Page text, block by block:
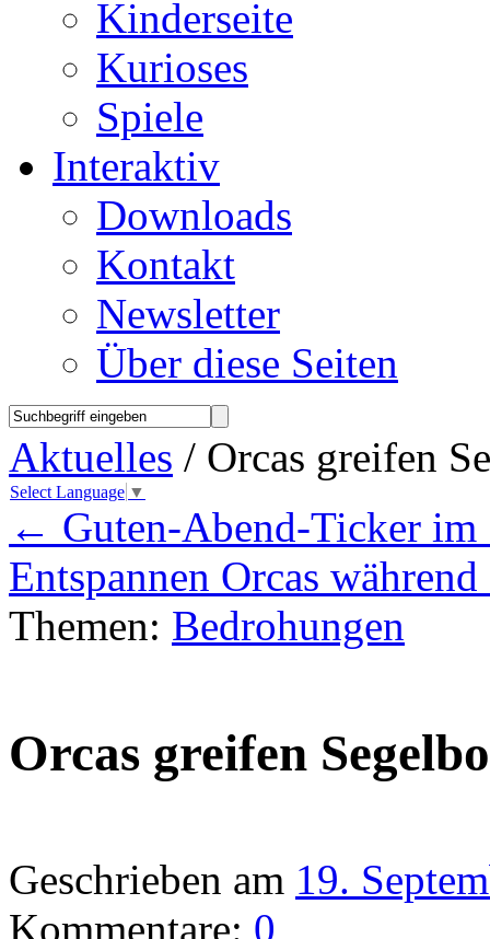
Kinderseite
Kurioses
Spiele
Interaktiv
Downloads
Kontakt
Newsletter
Über diese Seiten
Aktuelles / Orcas greifen
Select Language ▼
← Guten-Abend-Ticker im
Entspannen Orcas
Themen: Bedrohungen
Orcas greifen
Geschrieben am 19.
Kommentare: 0